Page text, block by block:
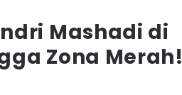
Mashadi di
Zona Merah!